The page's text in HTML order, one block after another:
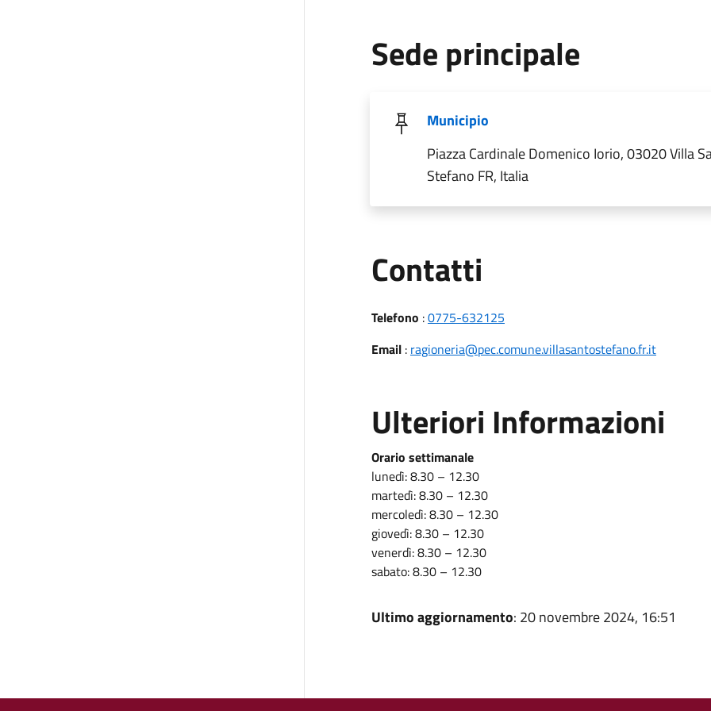
Sede principale
Municipio
Piazza Cardinale Domenico Iorio, 03020 Villa
Stefano FR, Italia
Contatti
Telefono :0775-632125
Email: ragioneria@pec.comune.villasantostefano.fr.it
Ulteriori Informazioni
Orario settimanale
lunedì: 8.30 – 12.30
martedì: 8.30 – 12.30
mercoledì: 8.30 – 12.30
giovedì: 8.30 – 12.30
venerdì: 8.30 – 12.30
sabato: 8.30 – 12.30
Ultimo aggiornamento: 20 novembre 2024, 16:51